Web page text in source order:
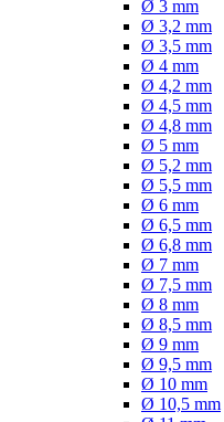
Ø 3 mm
Ø 3,2 mm
Ø 3,5 mm
Ø 4 mm
Ø 4,2 mm
Ø 4,5 mm
Ø 4,8 mm
Ø 5 mm
Ø 5,2 mm
Ø 5,5 mm
Ø 6 mm
Ø 6,5 mm
Ø 6,8 mm
Ø 7 mm
Ø 7,5 mm
Ø 8 mm
Ø 8,5 mm
Ø 9 mm
Ø 9,5 mm
Ø 10 mm
Ø 10,5 mm